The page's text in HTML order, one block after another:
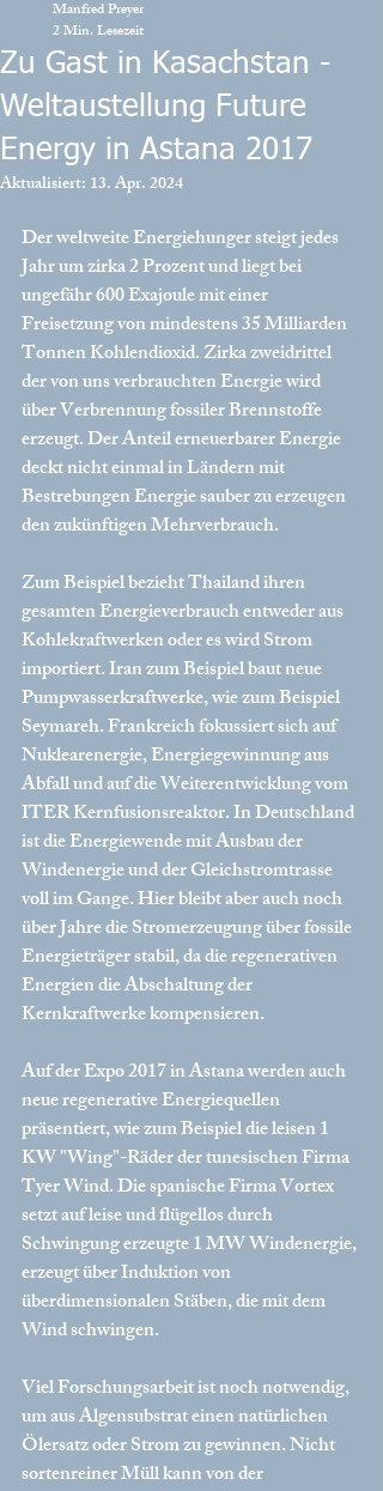
Zu Gast in Kasachstan -
Weltaustellung Future
Energy in Astana 2017
Manfred Preyer
2 Min. Lesezeit
Aktualisiert: 13. Apr. 2024
Der weltweite Energiehunger steigt jedes
Jahr um zirka 2 Prozent und liegt bei
ungefähr 600 Exajoule mit einer
Freisetzung von mindestens 35 Milliarden
Tonnen Kohlendioxid. Zirka zweidrittel
der von uns verbrauchten Energie wird
über Verbrennung fossiler Brennstoffe
erzeugt. Der Anteil erneuerbarer Energie
deckt nicht einmal in Ländern mit
Bestrebungen Energie sauber zu erzeugen
den zukünftigen Mehrverbrauch.
Zum Beispiel bezieht Thailand ihren
gesamten Energieverbrauch entweder aus
Kohlekraftwerken oder es wird Strom
importiert. Iran zum Beispiel baut neue
Pumpwasserkraftwerke, wie zum Beispiel
Seymareh. Frankreich fokussiert sich auf
Nuklearenergie, Energiegewinnung aus
Abfall und auf die Weiterentwicklung vom
ITER Kernfusionsreaktor. In Deutschland
ist die Energiewende mit Ausbau der
Windenergie und der Gleichstromtrasse
voll im Gange. Hier bleibt aber auch noch
über Jahre die Stromerzeugung über fossile
Energieträger stabil, da die regenerativen
Energien die Abschaltung der
Kernkraftwerke kompensieren.
Auf der Expo 2017 in Astana werden auch
neue regenerative Energiequellen
präsentiert, wie zum Beispiel die leisen 1
KW "Wing"-Räder der tunesischen Firma
Tyer Wind. Die spanische Firma Vortex
setzt auf leise und flügellos durch
Schwingung erzeugte 1 MW Windenergie,
erzeugt über Induktion von
überdimensionalen Stäben, die mit dem
Wind schwingen.
Viel Forschungsarbeit ist noch notwendig,
um aus Algensubstrat einen natürlichen
Ölersatz oder Strom zu gewinnen. Nicht
sortenreiner Müll kann von der